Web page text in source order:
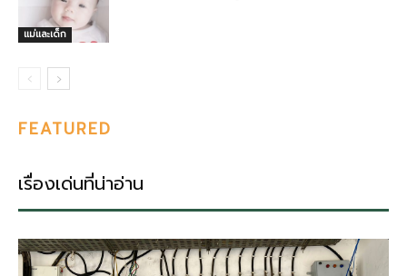
แม่และเด็ก
FEATURED
เรื่องเด่นที่น่าอ่าน